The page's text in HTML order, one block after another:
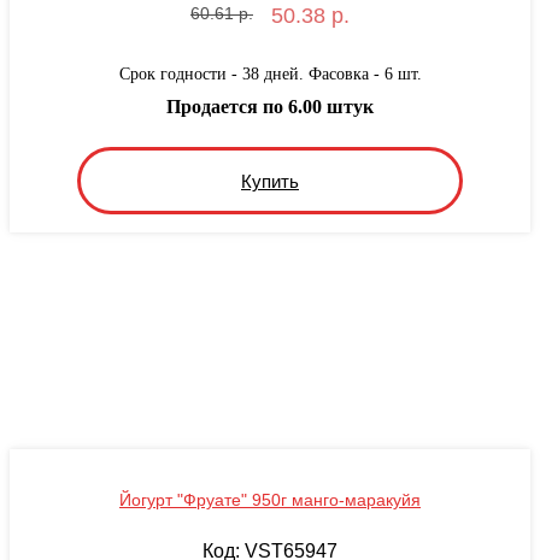
60.61 р. 50.38 р.
Срок годности - 38 дней. Фасовка - 6 шт.
Купить
Продается по 6.00 штук
Йогурт "Фруате" 950г манго-маракуйя
Код: VST65947